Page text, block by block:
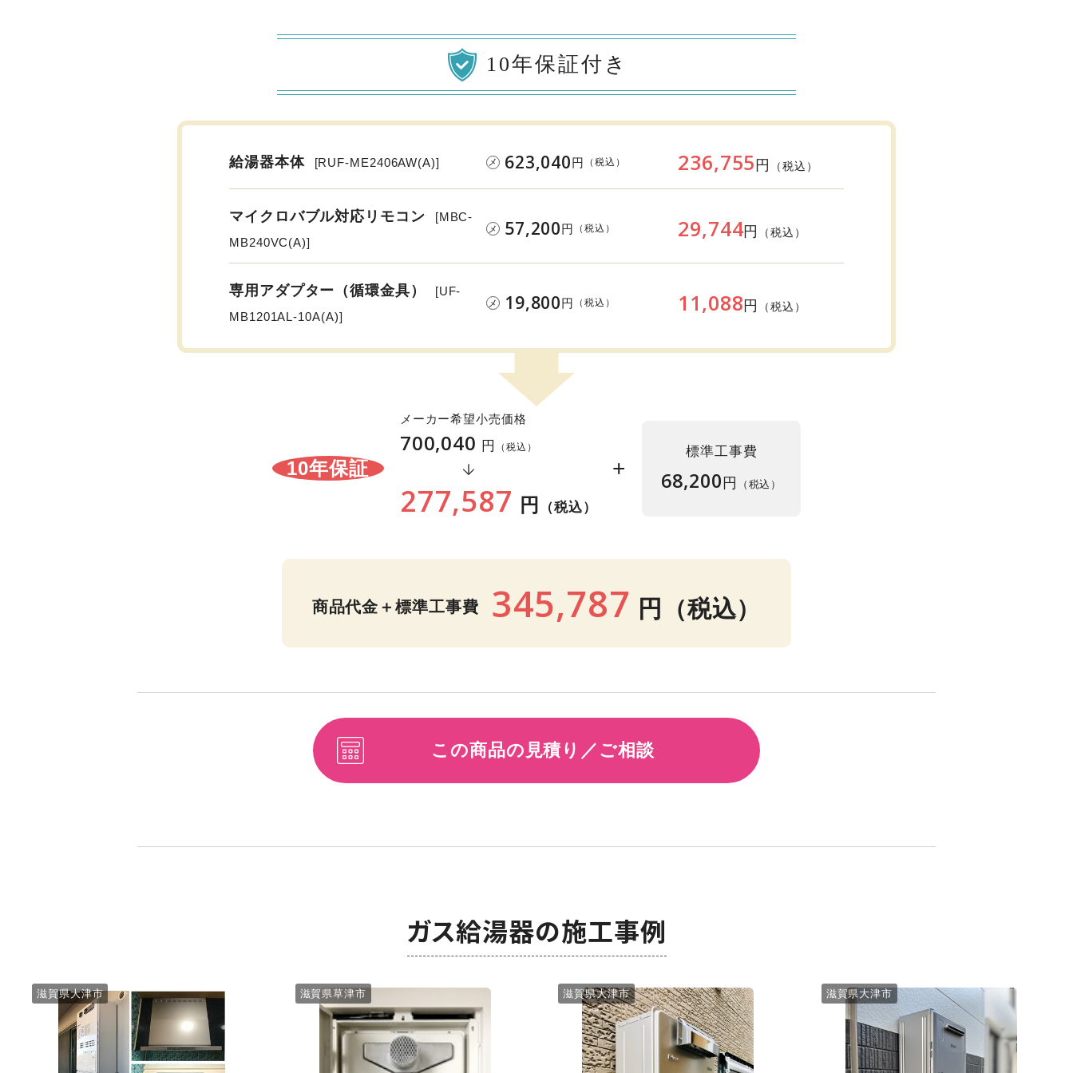
10年保証付き
給湯器本体 [RUF-ME2406AW(A)] メ 623,040円 （税込） 236,755 円 （税込）
マイクロバブル対応リモコン
[MBC-
MB240VC(A)]
メ 57,200円 （税込） 29,744円 （税込）
専用アダプター（循環金具）
[UF-
MB1201AL-10A(A)]
メ 19,800円 （税込） 11,088 円 （税込）
10年保証
メーカー希望小売価格
700,040 円 （税込）
277,587 円 （税込）
+
標準工事費
68,200 円 （税込）
商品代金＋標準工事費 345,787 円 （税込）
この商品の見積り／ご相談
ガス給湯器の施工事例
滋賀県大津市 滋賀県草津市 滋賀県大津市 滋賀県大津市